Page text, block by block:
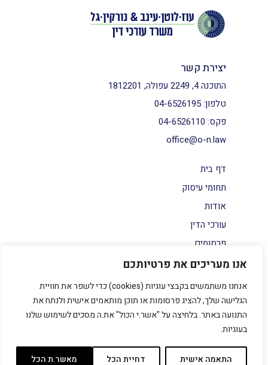
אנו מעריכים את פרטיותכם
אנחנו משתמשים בקבצי עוגיות (cookies) כדי לשפר את חוויית
הגלישה שלך, להציג פרסומות או תוכן מותאמים אישית ולנתח את
התנועה באתר. בלחיצה על "אשר.י הכול" את.ה מסכים לשימוש שלנו
בעוגיות.
התאמה אישית דחיית הכל מאשר.ת הכל
דף בית
תחומי עיסוק
אודות
עורכי הדין
פרסומים
צור קשר
מדיניות פרטיות
יצירת קשר
התוכנה 4, 2249 עפולה, 1812201
טלפון:04-6526195
פקס: 04-6526110
office@o-n.law